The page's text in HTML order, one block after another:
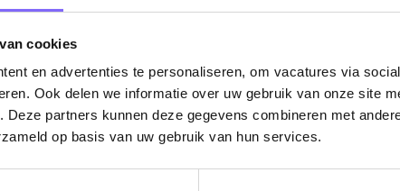
cookies
en advertenties te personaliseren, om vacatures via
Ook delen we informatie over uw gebruik van onze site
Deze partners kunnen deze gegevens combineren met
op basis van uw gebruik van hun services.